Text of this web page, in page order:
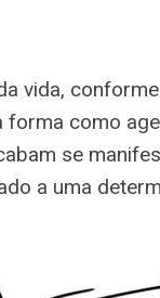
vida,
forma como
se
a uma